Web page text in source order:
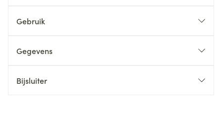
Gebruik
Gegevens
Bijsluiter